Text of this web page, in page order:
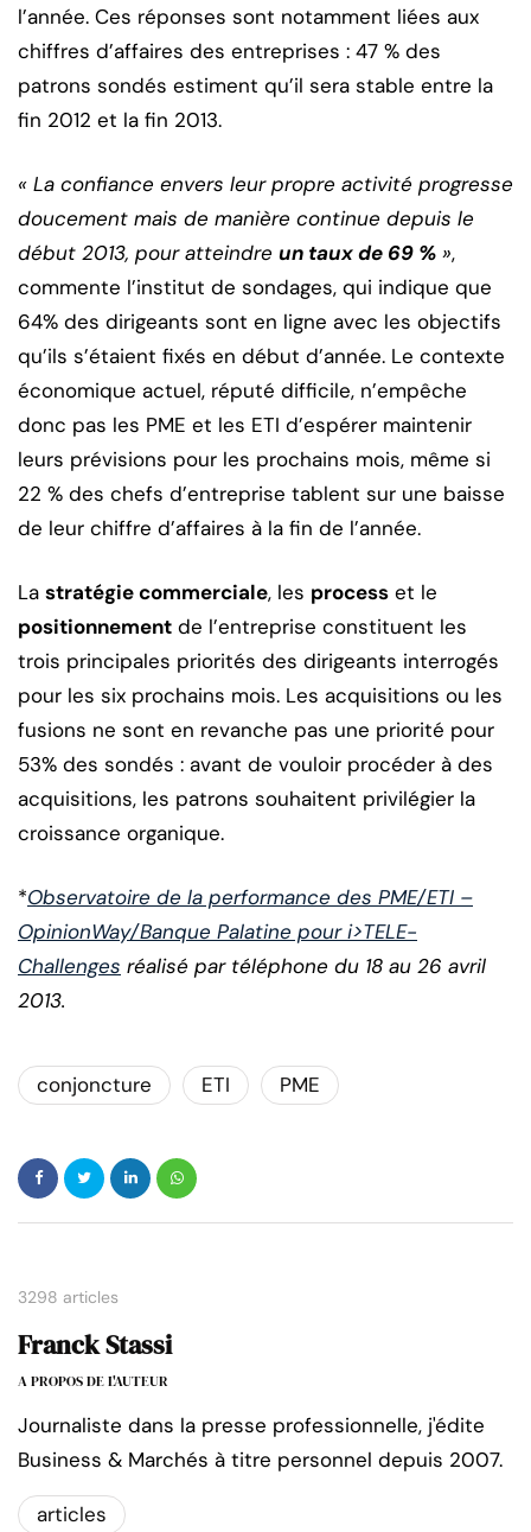
l’année. Ces réponses sont notamment liées aux
chiffres d’affaires des entreprises : 47 % des
patrons sondés estiment qu’il sera stable entre la
fin 2012 et la fin 2013.
« La confiance envers leur propre activité progresse
doucement mais de manière continue depuis le
début 2013, pour atteindre un taux de 69 % »,
commente l’institut de sondages, qui indique que
64% des dirigeants sont en ligne avec les objectifs
qu’ils s’étaient fixés en début d’année. Le contexte
économique actuel, réputé difficile, n’empêche
donc pas les PME et les ETI d’espérer maintenir
leurs prévisions pour les prochains mois, même si
22 % des chefs d’entreprise tablent sur une baisse
de leur chiffre d’affaires à la fin de l’année.
La stratégie commerciale, les process et le
positionnement de l’entreprise constituent les
trois principales priorités des dirigeants interrogés
pour les six prochains mois. Les acquisitions ou les
fusions ne sont en revanche pas une priorité pour
53% des sondés : avant de vouloir procéder à des
acquisitions, les patrons souhaitent privilégier la
croissance organique.
*Observatoire de la performance des PME/ETI –
OpinionWay/Banque Palatine pour i>TELE-
Challenges réalisé par téléphone du 18 au 26 avril
2013.
conjoncture ETI PME
3298 articles
Franck Stassi
A PROPOS DE L'AUTEUR
Journaliste dans la presse professionnelle, j'édite
Business & Marchés à titre personnel depuis 2007.
articles